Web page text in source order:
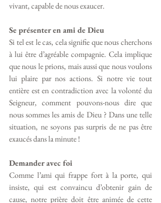
vivant, capable de nous exaucer.
Se présenter en ami de Dieu
Si tel est le cas, cela signifie que nous cherchons
à lui être d’agréable compagnie. Cela implique
que nous le prions, mais aussi que nous voulons
lui plaire par nos actions. Si notre vie tout
entière est en contradiction avec la volonté du
Seigneur, comment pouvons-nous dire que
nous sommes les amis de Dieu ? Dans une telle
situation, ne soyons pas surpris de ne pas être
exaucés dans la minute !
Demander avec foi
Comme l’ami qui frappe fort à la porte, qui
insiste, qui est convaincu d’obtenir gain de
cause, notre prière doit être animée de cette